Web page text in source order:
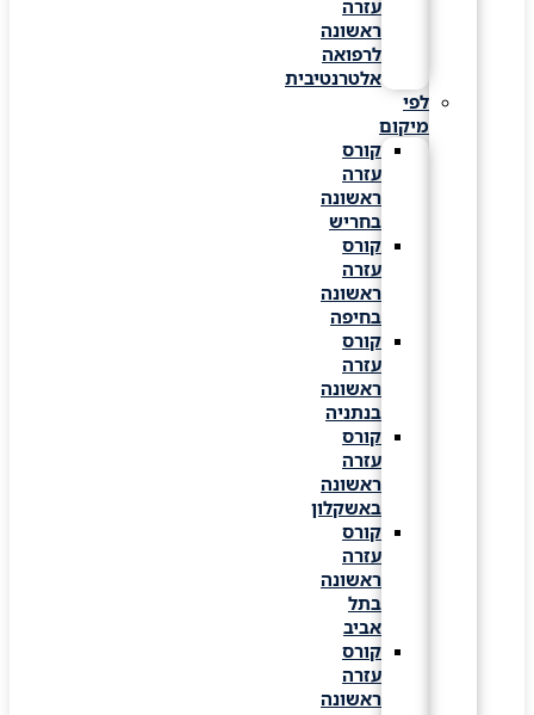
עזרה
ראשונה
לרפואה
אלטרנטיבית
לפי
מיקום
קורס
עזרה
ראשונה
בחריש
קורס
עזרה
ראשונה
בחיפה
קורס
עזרה
ראשונה
בנתניה
קורס
עזרה
ראשונה
באשקלון
קורס
עזרה
ראשונה
קורס
עזרה
ראשונה